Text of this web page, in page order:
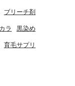
ブリーチ剤
ラ 黒染め
育毛サプリ